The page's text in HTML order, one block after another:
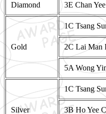
Diamond 3E Chan
Gold
1C Tsang
2C Lai Man
5A Wong
Silver
1C Tsang
3B Ho Yee